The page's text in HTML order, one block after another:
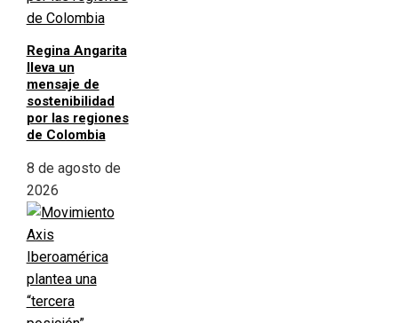
Regina Angarita
lleva un
mensaje de
sostenibilidad
por las regiones
de Colombia
8 de agosto de
2026